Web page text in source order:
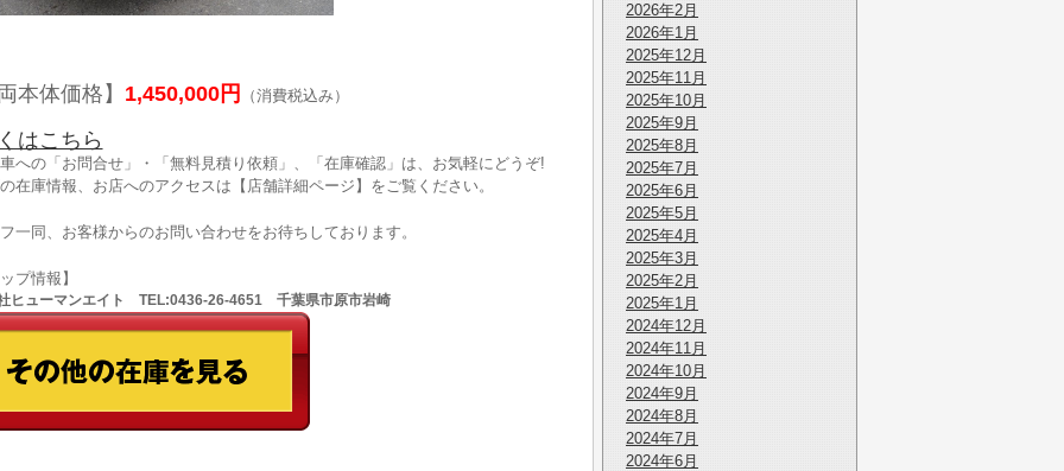
2026年2月
2026年1月
2025年12月
2025年11月
2025年10月
2025年9月
2025年8月
2025年7月
2025年6月
2025年5月
2025年4月
2025年3月
2025年2月
2025年1月
2024年12月
2024年11月
2024年10月
2024年9月
2024年8月
2024年7月
2024年6月
本体価格】 1,450,000円 （消費税込み）
はこちら
への「お問合せ」・「無料見積り依頼」、「在庫確認」は、お気軽にどうぞ!
在庫情報、お店へのアクセスは【店舗詳細ページ】をご覧ください。
一同、お客様からのお問い合わせをお待ちしております。
ップ情報】
ヒューマンエイト TEL:0436-26-4651 千葉県市原市岩崎